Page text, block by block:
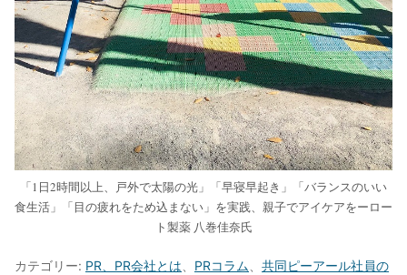
「1日2時間以上、戸外で太陽の光」「早寝早起き」「バランスのいい
食生活」「目の疲れをため込まない」を実践、親子でアイケアをーロー
ト製薬 八巻佳奈氏
カテゴリー: PR、PR会社とは PRコラム
共同ピーアール社員の